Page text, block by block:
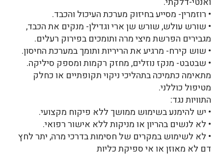
• רוזמרין- מסייע בחיזוק מערכת העיכול והכבד.
• שורש עולש, שורש שן ארי וגדילן- מנקים את הכבד,
מגבירים הפרשת מיצי מרה ותומכים בפירוק רעלים.
• שוש קירח- מרגיע את הריריות ותומך במערכת החיסון.
• שבטבט- מנקז נוזלים, מחזק רקמות ומספק סיליקה.
מתאימה כתמיכה בתהליכי ניקוי תקופתיים או כחלק
מטיפול כוללני.
התוויות נגד:
• יש להימנע בשימוש ממושך ללא פיקוח מקצועי.
• לא לנשים בהריון או מניקות ללא אישור רפואי.
• לא לשימוש במקרים של חסימות בדרכי מרה, יתר לחץ
דם לא מאוזן או אי ספיקת כליות